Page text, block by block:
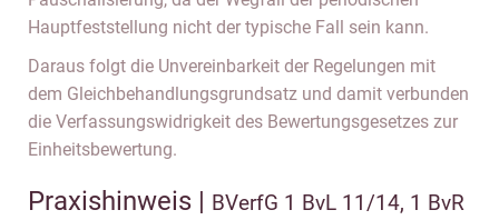
Hauptfeststellung nicht der typische Fall sein kann.
Daraus folgt die Unvereinbarkeit der Regelungen mit
dem Gleichbehandlungsgrundsatz und damit verbunden
die Verfassungswidrigkeit des Bewertungsgesetzes zur
Einheitsbewertung.
Praxishinweis | BVerfG 1 BvL 11/14, 1 BvR